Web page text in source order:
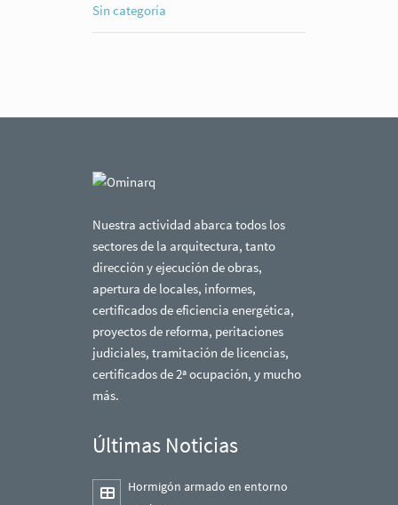
Sin categoría
Nuestra actividad abarca todos los
sectores de la arquitectura, tanto
dirección y ejecución de obras,
apertura de locales, informes,
certificados de eficiencia energética,
proyectos de reforma, peritaciones
judiciales, tramitación de licencias,
certificados de 2ª ocupación, y mucho
más.
Últimas Noticias
Hormigón armado en entorno